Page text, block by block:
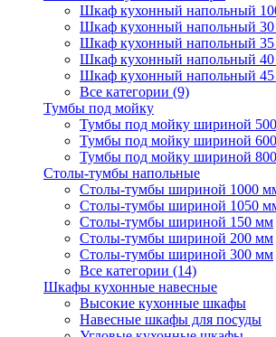
Шкаф кухонный напольный
Шкаф кухонный напольный
Шкаф кухонный напольный
Шкаф кухонный напольный
Шкаф кухонный напольный
Все категории (9)
Тумбы под мойку
Тумбы под мойку шириной
Тумбы под мойку шириной
Тумбы под мойку шириной
Столы-тумбы напольные
Столы-тумбы шириной 1000
Столы-тумбы шириной 1050
Столы-тумбы шириной 150 мм
Столы-тумбы шириной 200 мм
Столы-тумбы шириной 300 мм
Все категории (14)
Шкафы кухонные навесные
Высокие кухонные шкафы
Навесные шкафы для посуды